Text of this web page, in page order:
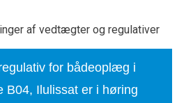
af vedtægter og regulativer
for bådeoplæg i
B04, Ilulissat er i høring